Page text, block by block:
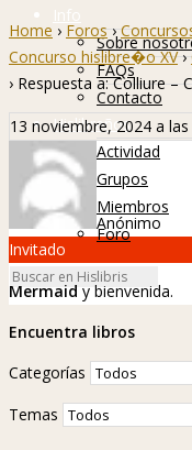
Info
Sobre
FAQs
Contacto
Hislibreños
Actividad
Grupos
Miembros
Foro
Home › Foros ›
Concurso hislibre�o XV ›
› Respuesta a: Colliure –
13 noviembre, 2024 a las
Anónimo
Invitado
Mermaid y bienvenida.
Encuentra libros
Categorías
Temas